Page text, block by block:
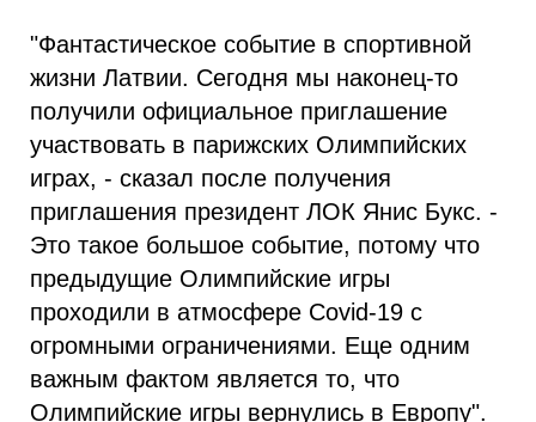
"Фантастическое событие в спортивной
жизни Латвии. Сегодня мы наконец-то
получили официальное приглашение
участвовать в парижских Олимпийских
играх, - сказал после получения
приглашения президент ЛОК Янис Букс. -
Это такое большое событие, потому что
предыдущие Олимпийские игры
проходили в атмосфере Covid-19 с
огромными ограничениями. Еще одним
важным фактом является то, что
Олимпийские игры вернулись в Европу".